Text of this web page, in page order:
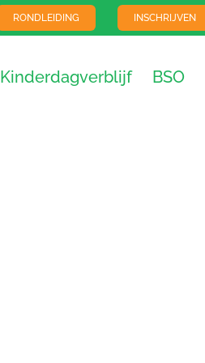
RONDLEIDING INSCHRIJVEN
Kinderdagverblijf BSO